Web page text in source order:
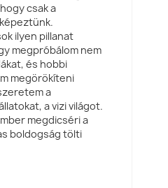
csak a
ilyen pillanat
megpróbálom nem
és hobbi
megörökíteni
a
a vizi világot.
megdicséri a
boldogság tölti